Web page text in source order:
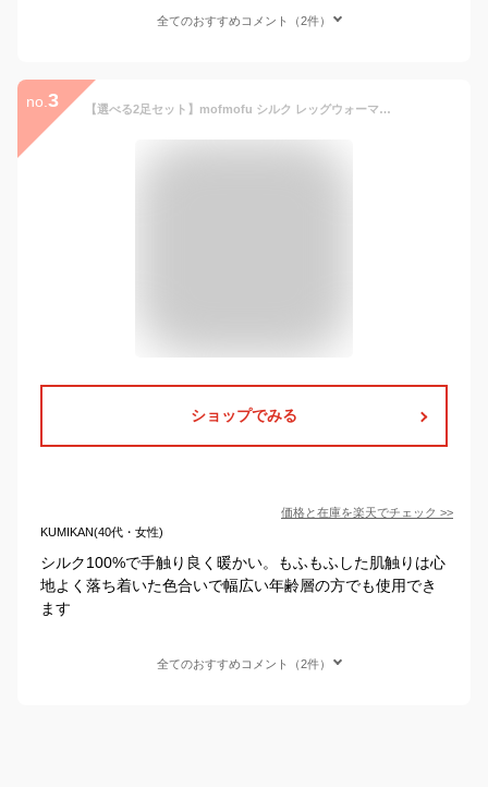
全てのおすすめコメント（2件）
no. 3 【選べる2足セット】mofmofu シルク レッグウォーマー アームウォーマー ロング レディース メンズ 睡眠 おやすみ 薄手 寝る用 こむら返り 締め付けない 温める 秋冬 冬用 日本製 ゆったり 裏地 絹100％ シルク100％ あったかい おしゃれ かわいい 妊婦
ショップでみる
価格と在庫を楽天でチェック >>
KUMIKAN(40代・女性)
シルク100%で手触り良く暖かい。もふもふした肌触りは心
地よく落ち着いた色合いで幅広い年齢層の方でも使用でき
ます
全てのおすすめコメント（2件）